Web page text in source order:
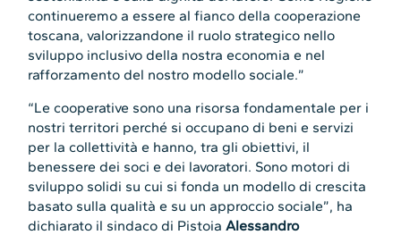
continueremo a essere al fianco della cooperazione
toscana, valorizzandone il ruolo strategico nello
sviluppo inclusivo della nostra economia e nel
rafforzamento del nostro modello sociale.”
“Le cooperative sono una risorsa fondamentale per i
nostri territori perché si occupano di beni e servizi
per la collettività e hanno, tra gli obiettivi, il
benessere dei soci e dei lavoratori. Sono motori di
sviluppo solidi su cui si fonda un modello di crescita
basato sulla qualità e su un approccio sociale”, ha
dichiarato il sindaco di PistoiaAlessandro